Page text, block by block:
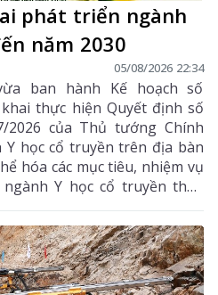
phát triển ngành
năm 2030
05/08/2026 22:34
ban hành Kế hoạch số
thực hiện Quyết định số
2026 của Thủ tướng Chính
học cổ truyền trên địa bàn
hóa các mục tiêu, nhiệm vụ
Y học cổ truyền theo
bền vững; đẩy mạnh kết
học hiện đại, phát huy tiềm
góp phần nâng cao
vệ sức khỏe nhân dân và
- xã hội.